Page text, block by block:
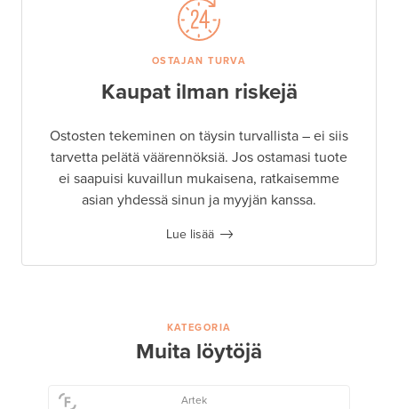
OSTAJAN TURVA
Kaupat ilman riskejä
Ostosten tekeminen on täysin turvallista – ei siis
tarvetta pelätä väärennöksiä. Jos ostamasi tuote
ei saapuisi kuvaillun mukaisena, ratkaisemme
asian yhdessä sinun ja myyjän kanssa.
Lue lisää
KATEGORIA
Muita löytöjä
Artek